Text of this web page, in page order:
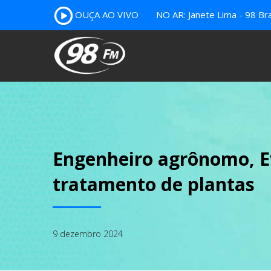
OUÇA AO VIVO NO AR: Janete Lima - 98
Engenheiro agrônomo,
tratamento de plantas
9 dezembro 2024